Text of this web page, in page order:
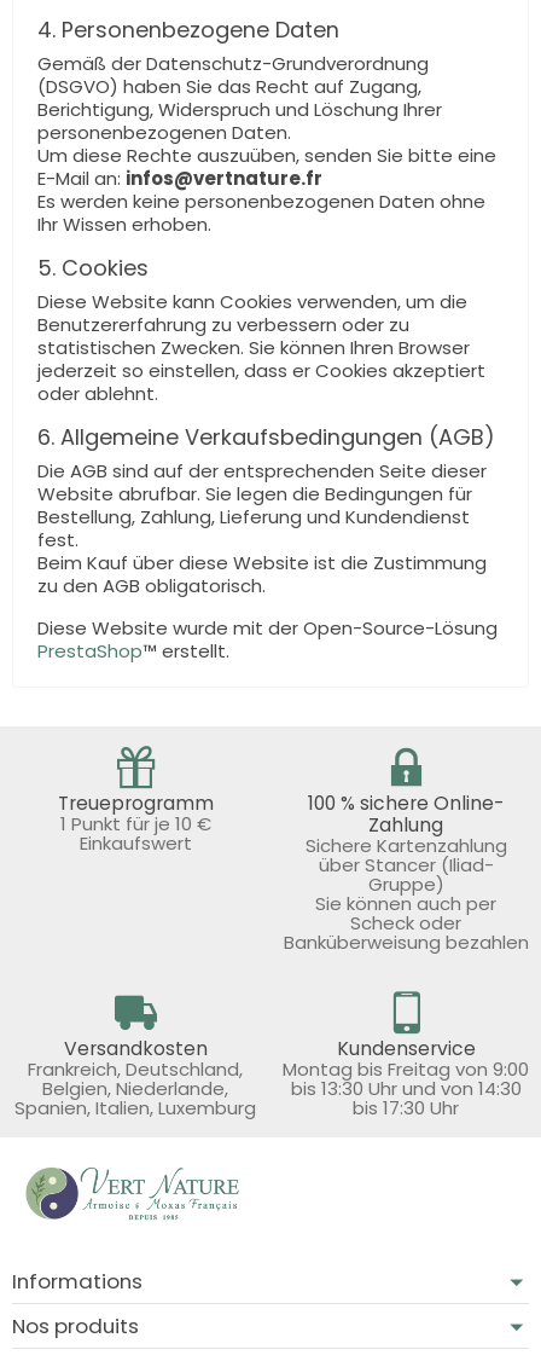
4. Personenbezogene Daten
Gemäß der Datenschutz-Grundverordnung
(DSGVO) haben Sie das Recht auf Zugang,
Berichtigung, Widerspruch und Löschung Ihrer
personenbezogenen Daten.
Um diese Rechte auszuüben, senden Sie bitte eine
E-Mail an: infos@vertnature.fr
Es werden keine personenbezogenen Daten ohne
Ihr Wissen erhoben.
5. Cookies
Diese Website kann Cookies verwenden, um die
Benutzererfahrung zu verbessern oder zu
statistischen Zwecken. Sie können Ihren Browser
jederzeit so einstellen, dass er Cookies akzeptiert
oder ablehnt.
6. Allgemeine Verkaufsbedingungen (AGB)
Die AGB sind auf der entsprechenden Seite dieser
Website abrufbar. Sie legen die Bedingungen für
Bestellung, Zahlung, Lieferung und Kundendienst
fest.
Beim Kauf über diese Website ist die Zustimmung
zu den AGB obligatorisch.
Diese Website wurde mit der Open-Source-Lösung
PrestaShop™ erstellt.
Treueprogramm
1 Punkt für je 10 €
Einkaufswert
100 % sichere Online-
Zahlung
Sichere Kartenzahlung
über Stancer (Iliad-
Gruppe)
Sie können auch per
Scheck oder
Banküberweisung bezahlen
Versandkosten
Frankreich, Deutschland,
Belgien, Niederlande,
Spanien, Italien, Luxemburg
Kundenservice
Montag bis Freitag von 9:00
bis 13:30 Uhr und von 14:30
bis 17:30 Uhr
Informations
Nos produits